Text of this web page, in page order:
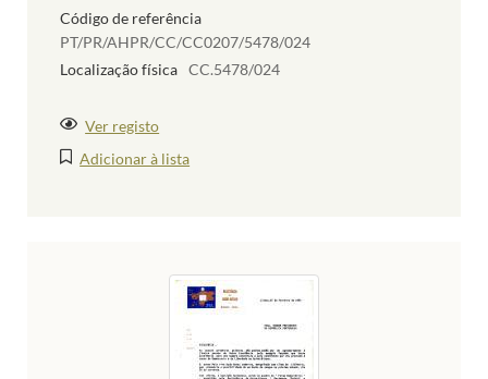
Código de referência
PT/PR/AHPR/CC/CC0207/5478/024
Localização física CC.5478/024
Ver registo
Adicionar à lista